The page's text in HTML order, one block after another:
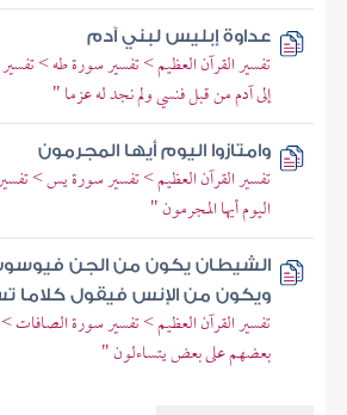
عداوة إبليس لبني آدم
تفسير القرآن العظيم > تفسير سورة طه >
إلى آدم من قبل فنسي ولم نجد له عزما "
وامتازوا اليوم أيها المجرمون
تفسير القرآن العظيم > تفسير سورة يس >
اليوم أيها المجرمون "
الشيطان يكون من الجن
ويكون من الإنس فيقول كلاما
تفسير القرآن العظيم > تفسير سورة الصافات
بعضهم على بعض يتساءلون "